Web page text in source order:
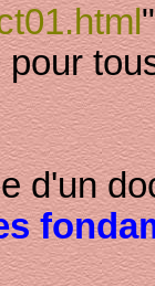
d'un